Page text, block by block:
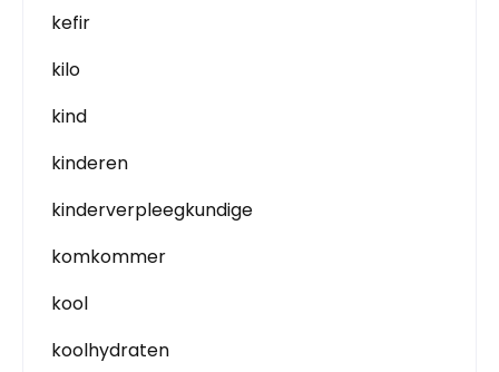
kefir
kilo
kind
kinderen
kinderverpleegkundige
komkommer
kool
koolhydraten